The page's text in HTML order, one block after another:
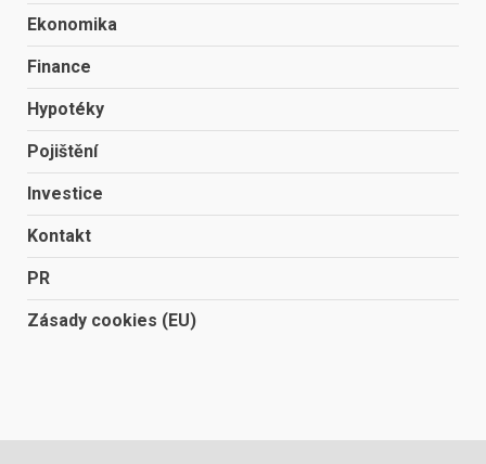
Ekonomika
Finance
Hypotéky
Pojištění
Investice
Kontakt
PR
Zásady cookies (EU)